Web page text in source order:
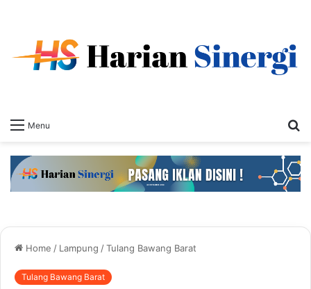
Menu
Home / Lampung /Tulang Bawang Barat
Tulang Bawang Barat